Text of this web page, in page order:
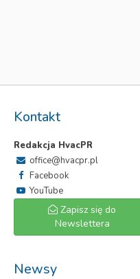
Kontakt
Redakcja HvacPR
office@hvacpr.pl
Facebook
YouTube
Zapisz się do
Newslettera
Newsy